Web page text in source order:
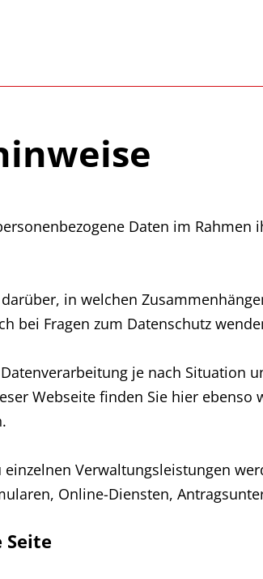
Daten im
in welchen
bei Fragen zum Datenschutz
je nach Situation
Webseite finden Sie hier
einzelnen Verwaltungsleistungen
Online-Diensten,
Seite